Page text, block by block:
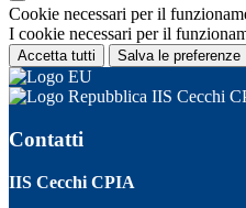
Cookie necessari per il
I cookie necessari per il
Accetta tutti Salva le preferenze
IIS Cecchi
Contatti
IIS Cecchi CPIA